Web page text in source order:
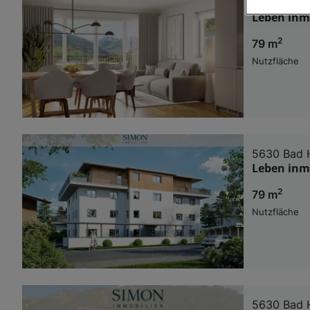
Leben
79 m2
Nutzfläche
5630 Bad
Leben
79 m2
Nutzfläche
5630 Bad
Wir und